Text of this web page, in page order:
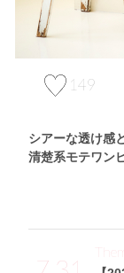
149
シアーな透け感
清楚系モテワン